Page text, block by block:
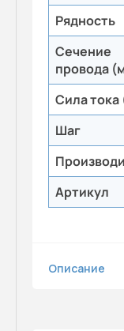
Рядность
Сечение
провода
Сила тока
Шаг
Артикул
Описание